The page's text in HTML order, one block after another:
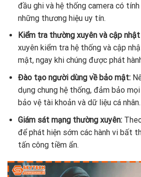
đầu ghi và hệ thống camera có
những thương hiệu uy tín.
Kiểm tra thường xuyên và cập
xuyên kiểm tra hệ thống và cập
mật, ngay khi chúng được phát
Đào tạo người dùng về bảo mật:
dụng chung hệ thống, đảm bảo
bảo vệ tài khoản và dữ liệu cá nhân.
Giám sát mạng thường xuyên:
để phát hiện sớm các hành vi bất
tấn công tiềm ẩn.